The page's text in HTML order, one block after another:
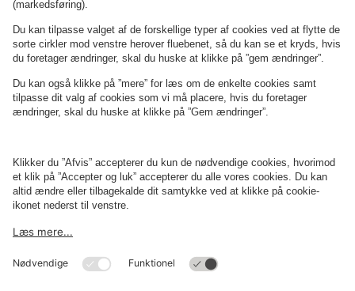
OmQ-Park
Erhverv
Betingelser og politikker